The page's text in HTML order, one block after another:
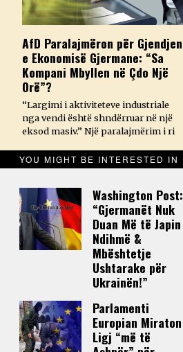
AfD Paralajmëron për Gjendjen
e Ekonomisë Gjermane: “Sa
Kompani Mbyllen në Çdo Një
Orë”?
“Largimi i aktiviteteve industriale
nga vendi është shndërruar në një
eksod masiv.” Një paralajmërim i ri
YOU MIGHT BE INTERESTED IN
Washington Post:
“Gjermanët Nuk
Duan Më të Japin
Ndihmë &
Mbështetje
Ushtarake për
Ukrainën!”
Parlamenti
Europian Miraton
Ligj “më të